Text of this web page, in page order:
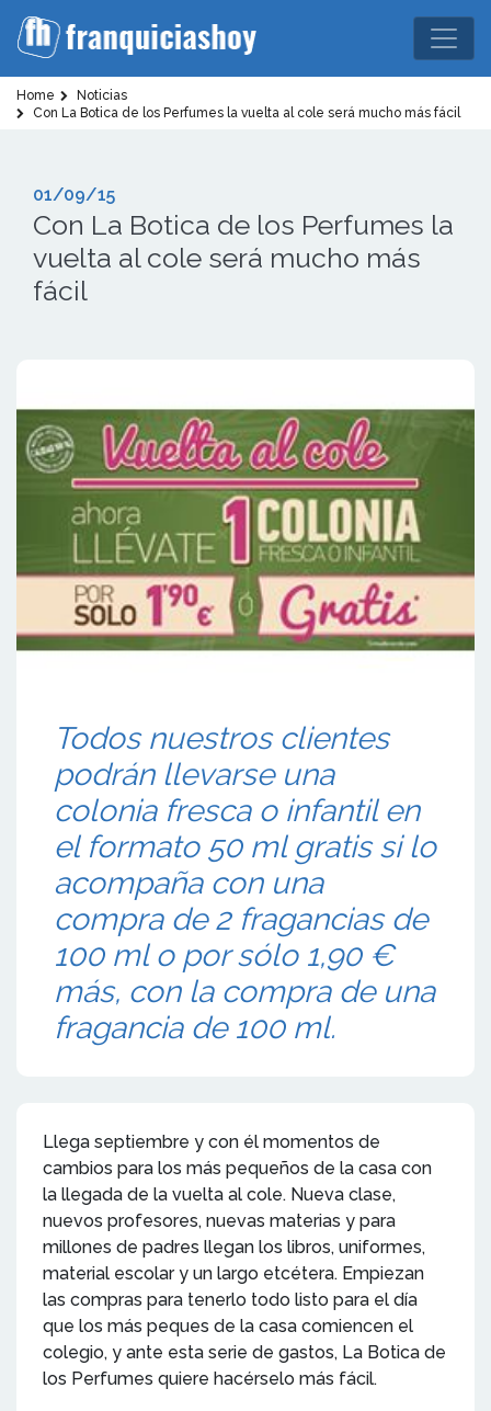
Home
Noticias
Con La Botica de los Perfumes la vuelta al cole será mucho más fácil
01/09/15
Con La Botica de los Perfumes la
vuelta al cole será mucho más
fácil
Todos nuestros clientes
podrán llevarse una
colonia fresca o infantil en
el formato 50 ml gratis si lo
acompaña con una
compra de 2 fragancias de
100 ml o por sólo 1,90 €
más, con la compra de una
fragancia de 100 ml.
Llega septiembre y con él momentos de
cambios para los más pequeños de la casa con
la llegada de la vuelta al cole. Nueva clase,
nuevos profesores, nuevas materias y para
millones de padres llegan los libros, uniformes,
material escolar y un largo etcétera. Empiezan
las compras para tenerlo todo listo para el día
que los más peques de la casa comiencen el
colegio, y ante esta serie de gastos, La Botica de
los Perfumes quiere hacérselo más fácil.